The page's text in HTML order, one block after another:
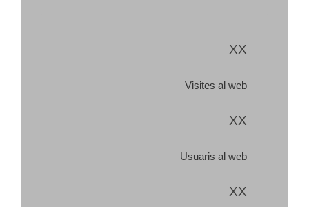
XX
Visites al web
XX
Usuaris al web
XX